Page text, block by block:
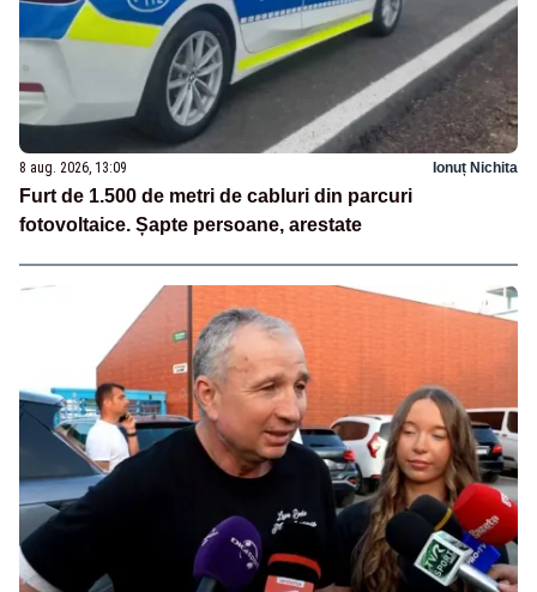
8 aug. 2026, 13:09 Ionuț Nichita
Furt de 1.500 de metri de cabluri din parcuri
fotovoltaice. Șapte persoane, arestate